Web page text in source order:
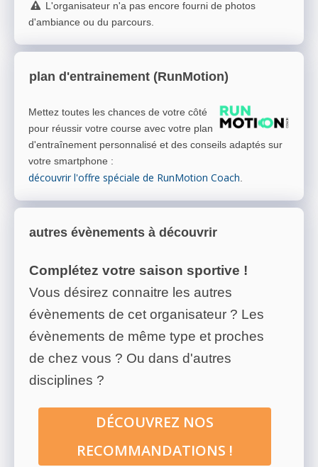
L'organisateur n'a pas encore fourni de photos
d'ambiance ou du parcours.
plan d'entrainement (RunMotion)
Mettez toutes les chances de votre côté
pour réussir votre course avec votre plan
d'entraînement personnalisé et des conseils adaptés sur
votre smartphone :
découvrir l'offre spéciale de RunMotion Coach.
autres évènements à découvrir
Complétez votre saison sportive !
Vous désirez connaitre les autres
évènements de cet organisateur ? Les
évènements de même type et proches
de chez vous ? Ou dans d'autres
disciplines ?
DÉCOUVREZ NOS
RECOMMANDATIONS !